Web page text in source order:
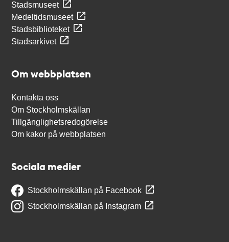
Stadsmuseet
Medeltidsmuseet
Stadsbiblioteket
Stadsarkivet
Om webbplatsen
Kontakta oss
Om Stockholmskällan
Tillgänglighetsredogörelse
Om kakor på webbplatsen
Sociala medier
Stockholmskällan på Facebook
Stockholmskällan på Instagram